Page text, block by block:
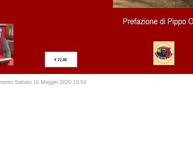
Sabato 16 Maggio 2020 19:54